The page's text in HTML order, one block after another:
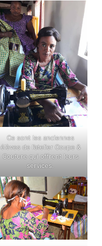
Ce sont les anciennes
élèves de l’atelier Coupe &
Couture qui offrent leurs
services.